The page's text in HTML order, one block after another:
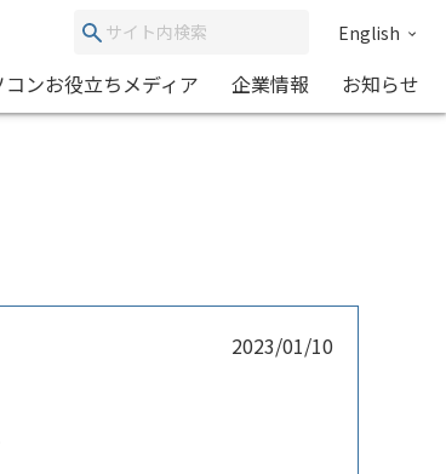
English
コンお役立ちメディア 企業情報 お知らせ
2023/01/10